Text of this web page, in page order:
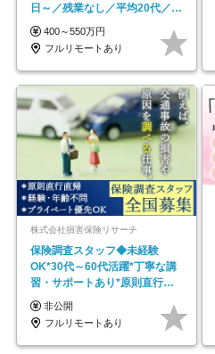
日～／残業なし／平均20代／リ
モートOK
400～550万円
フルリモートあり
株式会社損害保険リサーチ
保険調査スタッフ◆未経験
OK*30代～60代活躍*丁寧な講
習・サポートあり*原則直行直
帰／全国募集・業務委託
非公開
フルリモートあり